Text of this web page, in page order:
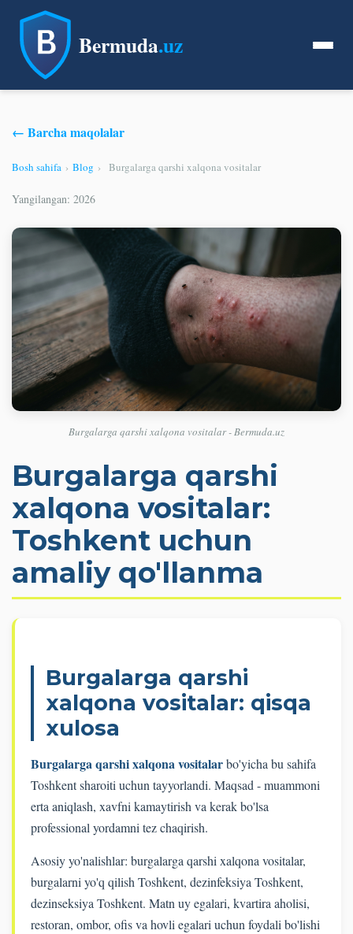
Bermuda.uz
← Barcha maqolalar
Bosh sahifa › Blog › Burgalarga qarshi xalqona vositalar
Yangilangan: 2026
Burgalarga qarshi xalqona vositalar - Bermuda.uz
Burgalarga qarshi
xalqona vositalar:
Toshkent uchun
amaliy qo'llanma
Burgalarga qarshi
xalqona vositalar: qisqa
xulosa
Burgalarga qarshi xalqona vositalarbo'yicha bu sahifa
Toshkent sharoiti uchun tayyorlandi. Maqsad - muammoni
erta aniqlash, xavfni kamaytirish va kerak bo'lsa
professional yordamni tez chaqirish.
Asosiy yo'nalishlar: burgalarga qarshi xalqona vositalar,
burgalarni yo'q qilish Toshkent, dezinfeksiya Toshkent,
dezinseksiya Toshkent. Matn uy egalari, kvartira aholisi,
restoran, ombor, ofis va hovli egalari uchun foydali bo'lishi